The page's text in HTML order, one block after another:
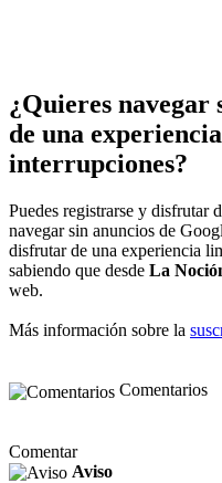
¿Quieres
de una
interrupciones?
Puedes registrarse y disfrutar
navegar sin anuncios de
disfrutar de una experiencia
sabiendo que desde La
web.
Más información sobre la
Comentarios
Comentar
Aviso